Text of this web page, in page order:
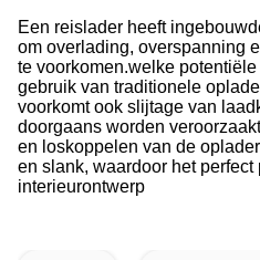
Een reislader heeft
om overlading, overspanning
te voorkomen.welke
gebruik van traditionele
voorkomt ook slijtage van
doorgaans worden
en loskoppelen van de
en slank, waardoor het perfect
interieurontwerp